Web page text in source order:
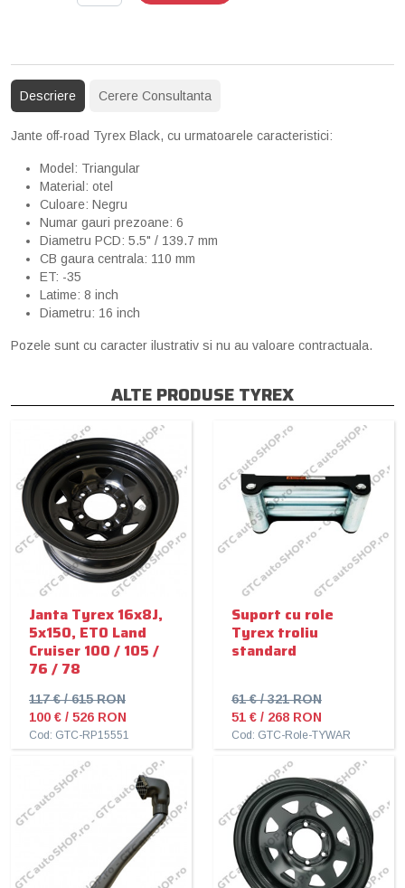
Descriere Cerere Consultanta
Jante off-road Tyrex Black, cu urmatoarele caracteristici:
Model: Triangular
Material: otel
Culoare: Negru
Numar gauri prezoane: 6
Diametru PCD: 5.5" / 139.7 mm
CB gaura centrala: 110 mm
ET: -35
Latime: 8 inch
Diametru: 16 inch
Pozele sunt cu caracter ilustrativ si nu au valoare contractuala.
ALTE PRODUSE TYREX
Janta Tyrex 16x8J,
5x150, ET0 Land
Cruiser 100 / 105 /
76 / 78
117 € / 615 RON
100 € / 526 RON
Cod: GTC-RP15551
Suport cu role
Tyrex troliu
standard
61 € / 321 RON
51 € / 268 RON
Cod: GTC-Role-TYWAR